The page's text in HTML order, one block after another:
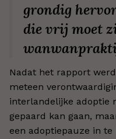
grondig
die vrij moet
Nadat het rapport
meteen
interlandelijke adoptie
gepaard kan gaan,
een adoptiepauze in